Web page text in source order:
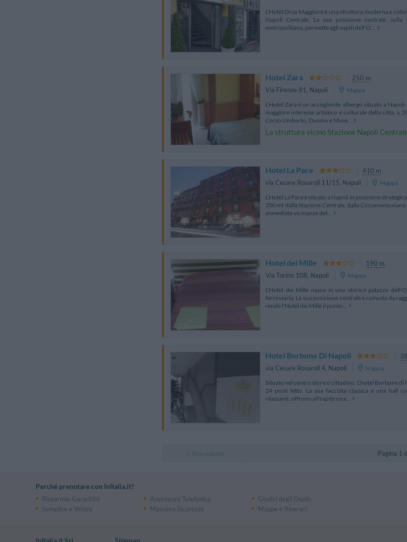
L'Hotel Orsa Maggiore è una struttura moderna e
Napoli Centrale. La sua posizione centrale,
metropolitana, permette agli ospiti dell'O...
Hotel Zara
250 m
Via Firenze 81, Napoli
Mappa
L’Hotel Zara è un accogliente albergo situato a
maggiore interesse artistico e culturale della città, a
Corso Umberto, Duomo e Muse...
La struttura vicino Stazione Napoli
Hotel La Pace
410 m
via Cesare Rosaroll 11/15, Napoli
Mappa
L’Hotel La Pace è situato a Napoli in posizione
200 mt dalla Stazione Centrale, dalla
immediate vicinanze del...
Hotel dei Mille
190 m
Via Torino 108, Napoli
Mappa
L'Hotel dei Mille nasce in uno storico palazzo
ferroviaria. La sua posizione centrale e comoda da
rende l'Hotel dei Mille il punto...
Hotel Borbone Di Napoli
via Cesare Rosaroll 4, Napoli
Mappa
Situato nel centro storico cittadino, L'hotel Borbone
24 posti letto. La sua facciata classica e una hall
rilassanti, offrono all'ospite una...
Pagina 1
Perché prenotare con InItalia.it?
Risparmio Garantito Assistenza Telefonica
Giudizi degli Ospiti
Semplice e Veloce
Massima Sicurezza Mappe e Itinerari
InItalia.it Srl Sitemap